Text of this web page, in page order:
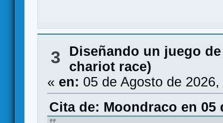
3
Diseñando un juego
chariot race)
« en: 05 de Agosto de
Cita de: Moondraco en 05